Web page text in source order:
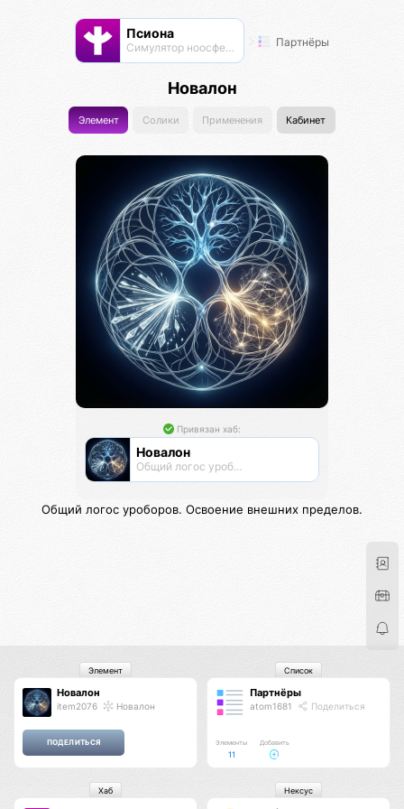
Псиона
Cимулятор ноосферы Партнёры
Новалон
Элемент Солики Применения Кабинет
Привязан хаб:
Новалон
Общий логос уроборов
Общий логос уроборов. Освоение внешних пределов.
Новалон
item2076 Новалон
Элемент
Партнёры
atom1681 Поделиться
Элементы
11
Добавить
Список
Хаб Нексус